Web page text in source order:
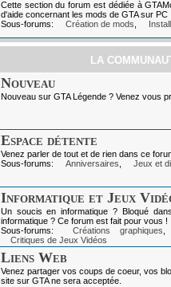
Cette section du forum est dédiée à
d'aide concernant les mods de GTA sur PC
Sous-forums:
Création de mods
LA
Nouveau
Nouveau sur GTA Légende ? Venez vous
Espace détente
Venez parler de tout et de rien dans ce
Sous-forums:
Anniversaires Jeux et
Informatique et Jeux
Un soucis en informatique ? Bloqué
informatique ? Ce forum est fait pour vous !
Sous-forums:
Créations graphiques
Critiques de Jeux Vidéos
Liens Web
Venez partager vos coups de coeur, vos
site sur GTA ne sera acceptée.